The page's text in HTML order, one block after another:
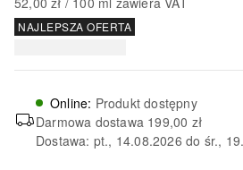
NAJLEPSZA OFERTA
Online: Produkt dostępny
Darmowa dostawa 199,00 zł
Dostawa: pt., 14.08.2026 do śr.,